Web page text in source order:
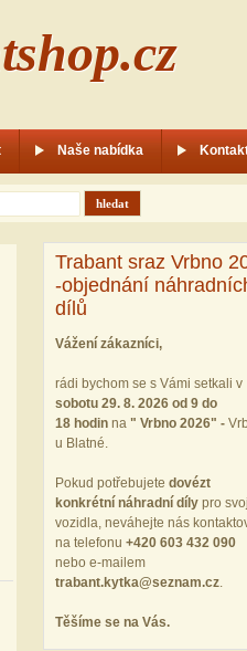
Naše nabídka
Trabant sraz Vrbno
-objednání
dílů
Vážení zákazníci,
rádi bychom se s Vámi setkali v
sobotu 29. 8. 2026 od 9 do
18 hodin na " Vrbno 2026" -
u Blatné.
Pokud potřebujete dovézt
konkrétní náhradní díly pro
vozidla, neváhejte nás
na telefonu +420 603 432 090
nebo e‑mailem
trabant.kytka@seznam.cz.
Těšíme se na Vás.